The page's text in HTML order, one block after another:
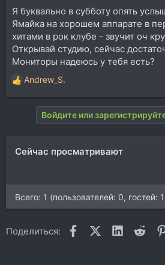
Я буквально в субботу опять
Ямайка на хорошем аппарате в
хитами в рок клубе - звучит оч
Открывай студию, сейчас
Мониторы надеюсь у тебя есть?
Р
е
и
Andrew_S.
Войдите или
Сейчас просматривают
Всего: 1 (пользователей: 0, гостей:
Поделиться: FacebookX (Twitter)
LinkedIn